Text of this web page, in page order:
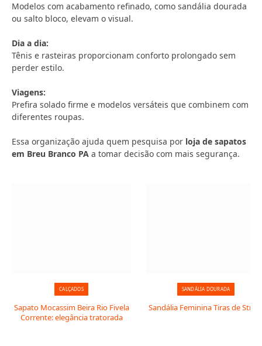
Modelos com acabamento refinado, como sandália dourada
ou salto bloco, elevam o visual.
Dia a dia:
Tênis e rasteiras proporcionam conforto prolongado sem
perder estilo.
Viagens:
Prefira solado firme e modelos versáteis que combinem com
diferentes roupas.
Essa organização ajuda quem pesquisa por loja de sapatos
em Breu Branco PA a tomar decisão com mais segurança.
CALÇADOS
Sapato Mocassim Beira Rio Fivela
Corrente: elegância tratorada
SANDÁLIA DOURADA
Sandália Feminina Tiras de